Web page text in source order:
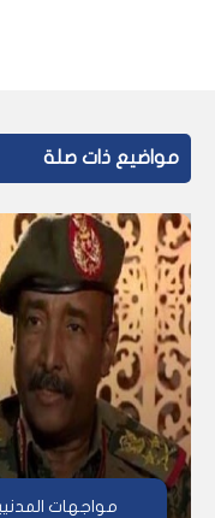
مواضيع ذات صلة
مواجهات